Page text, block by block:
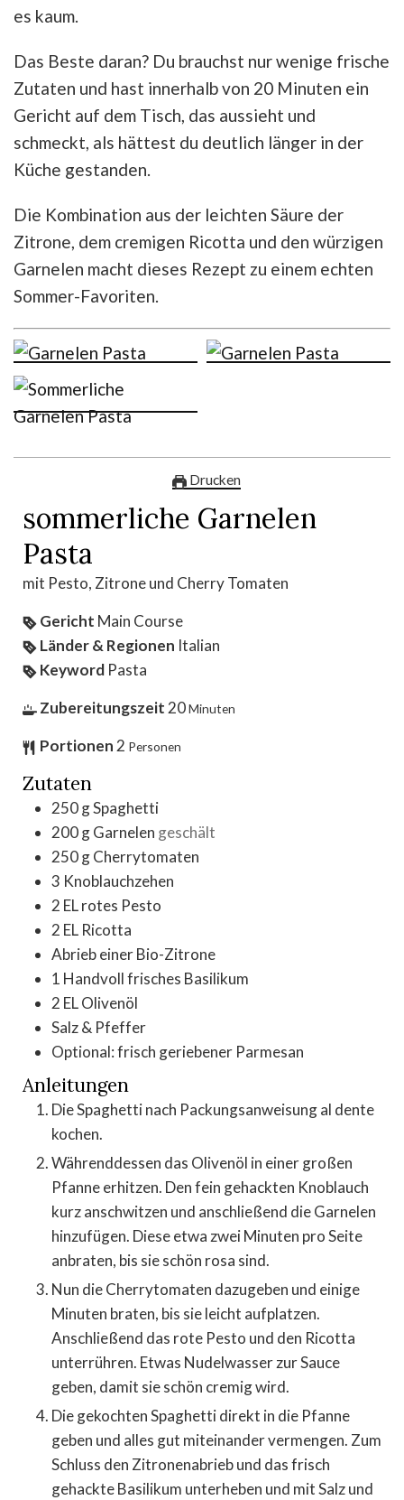
es kaum.
Das Beste daran? Du brauchst nur wenige frische
Zutaten und hast innerhalb von 20 Minuten ein
Gericht auf dem Tisch, das aussieht und
schmeckt, als hättest du deutlich länger in der
Küche gestanden.
Die Kombination aus der leichten Säure der
Zitrone, dem cremigen Ricotta und den würzigen
Garnelen macht dieses Rezept zu einem echten
Sommer-Favoriten.
Drucken
sommerliche Garnelen
Pasta
mit Pesto, Zitrone und Cherry Tomaten
Gericht Main Course
Länder & Regionen Italian
Keyword Pasta
Zubereitungszeit20Minuten
Portionen2 Personen
Zutaten
250gSpaghetti
200gGarnelen geschält
250gCherrytomaten
3 Knoblauchzehen
2 EL rotes Pesto
2 EL Ricotta
Abrieb einer Bio-Zitrone
1 Handvoll frisches Basilikum
2 EL Olivenöl
Salz & Pfeffer
Optional: frisch geriebener Parmesan
Anleitungen
Die Spaghetti nach Packungsanweisung al dente
kochen.
Währenddessen das Olivenöl in einer großen
Pfanne erhitzen. Den fein gehackten Knoblauch
kurz anschwitzen und anschließend die Garnelen
hinzufügen. Diese etwa zwei Minuten pro Seite
anbraten, bis sie schön rosa sind.
Nun die Cherrytomaten dazugeben und einige
Minuten braten, bis sie leicht aufplatzen.
Anschließend das rote Pesto und den Ricotta
unterrühren. Etwas Nudelwasser zur Sauce
geben, damit sie schön cremig wird.
Die gekochten Spaghetti direkt in die Pfanne
geben und alles gut miteinander vermengen. Zum
Schluss den Zitronenabrieb und das frisch
gehackte Basilikum unterheben und mit Salz und